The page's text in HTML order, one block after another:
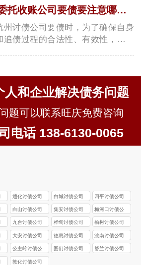
吉林委托收账公司要债要注意哪些事项？
州讨债公司要债时，为了确保自身
追债过程的合法性、有效性，需要
人和企业解决债务问题
题可以联系旺庆免费咨询
电话 138-6130-0065
通化讨债公司 白城讨债公司 四平讨债公司
白山讨债公司 集安讨债公司
梅河口讨债公
司
九台讨债公司 桦甸讨债公司 榆树讨债公司
大安讨债公司 德惠讨债公司 洮南讨债公司
公主岭讨债公
司
图们讨债公司 舒兰讨债公司
敦化讨债公司